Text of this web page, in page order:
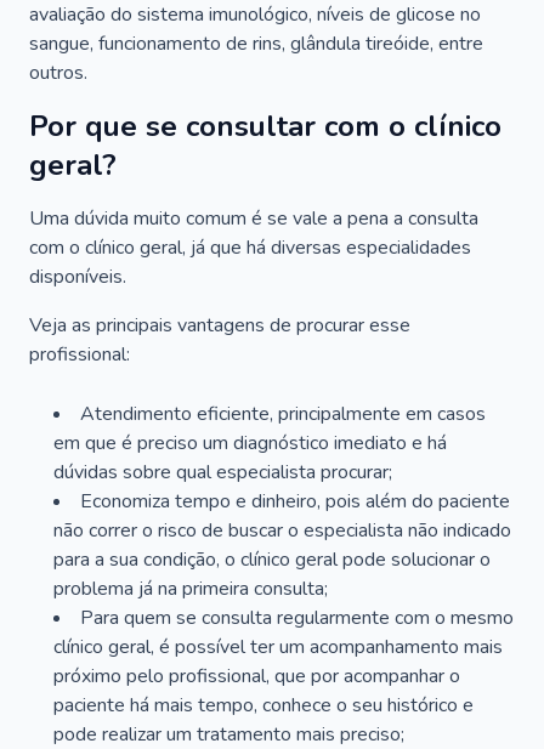
avaliação do sistema imunológico, níveis de glicose no
sangue, funcionamento de rins, glândula tireóide, entre
outros.
Por que se consultar com o clínico
geral?
Uma dúvida muito comum é se vale a pena a consulta
com o clínico geral, já que há diversas especialidades
disponíveis.
Veja as principais vantagens de procurar esse
profissional:
Atendimento eficiente, principalmente em casos
em que é preciso um diagnóstico imediato e há
dúvidas sobre qual especialista procurar;
Economiza tempo e dinheiro, pois além do paciente
não correr o risco de buscar o especialista não indicado
para a sua condição, o clínico geral pode solucionar o
problema já na primeira consulta;
Para quem se consulta regularmente com o mesmo
clínico geral, é possível ter um acompanhamento mais
próximo pelo profissional, que por acompanhar o
paciente há mais tempo, conhece o seu histórico e
pode realizar um tratamento mais preciso;